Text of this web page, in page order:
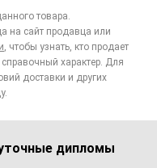
товара.
на сайт продавца или
, чтобы узнать, кто продает
характер. Для
доставки и других
дипломы